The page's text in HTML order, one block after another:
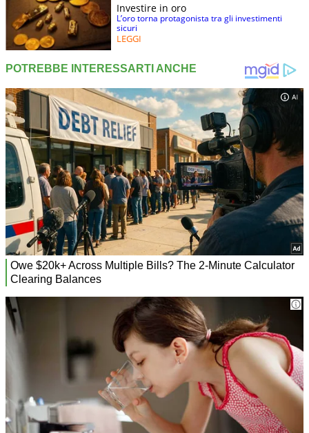
Investire in oro
L’oro torna protagonista tra gli investimenti
sicuri
LEGGI